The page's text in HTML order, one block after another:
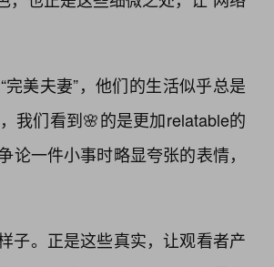
美夫妻”，他们的生活似乎总是
我们看到🌸的是更加relatable的
一件小事时略显夸张的表情，
子。正是这些真实，让观看者产